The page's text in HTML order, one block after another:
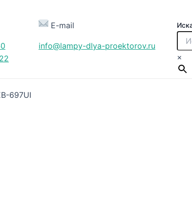
E-mail
info@lampy-dlya-proektorov.ru
×
697UI